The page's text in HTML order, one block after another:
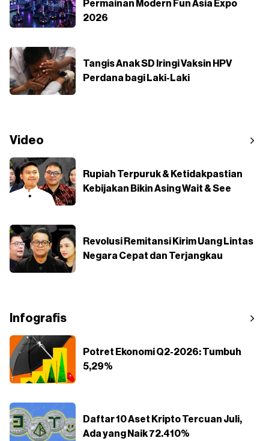
Permainan Modern Fun Asia Expo
2026
Tangis Anak SD Iringi Vaksin HPV
Perdana bagi Laki-Laki
Video
Rupiah Terpuruk & Ketidakpastian
Kebijakan Bikin Asing Wait & See
Revolusi Remitansi Kirim Uang Lintas
Negara Cepat dan Terjangkau
Infografis
Potret Ekonomi Q2-2026: Tumbuh
5,29%
Daftar 10 Aset Kripto Tercuan Juli,
Ada yang Naik 72.410%